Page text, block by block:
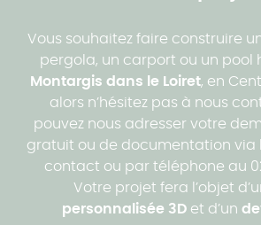
Vous souhaitez faire construire
pergola, un carport ou un pool
Montargis dans le Loiret, en
alors n’hésitez pas à nous
pouvez nous adresser votre
gratuit ou de documentation via
contact ou par téléphone au
Votre projet fera l’objet
personnalisée 3D et d’un